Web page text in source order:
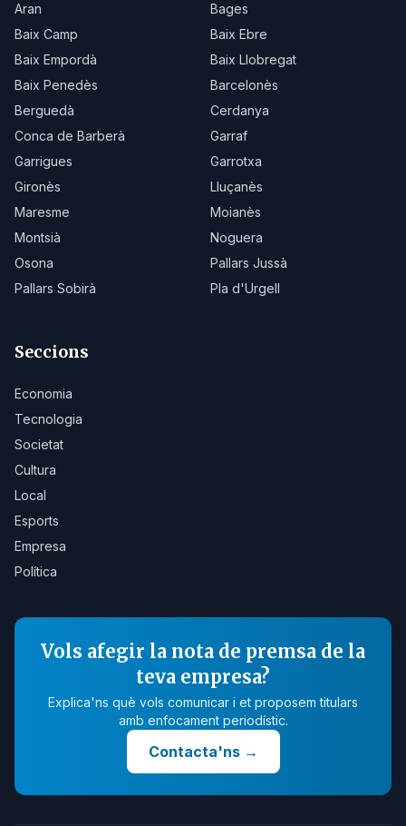
Aran
Bages
Baix Camp
Baix Ebre
Baix Empordà
Baix Llobregat
Baix Penedès
Barcelonès
Berguedà
Cerdanya
Conca de Barberà
Garraf
Garrigues
Garrotxa
Gironès
Lluçanès
Maresme
Moianès
Montsià
Noguera
Osona
Pallars Jussà
Pallars Sobirà
Pla d'Urgell
Seccions
Economia
Tecnologia
Societat
Cultura
Local
Esports
Empresa
Política
Vols afegir la nota de premsa de la
teva empresa?
Explica'ns què vols comunicar i et proposem titulars
amb enfocament periodístic.
Contacta'ns→